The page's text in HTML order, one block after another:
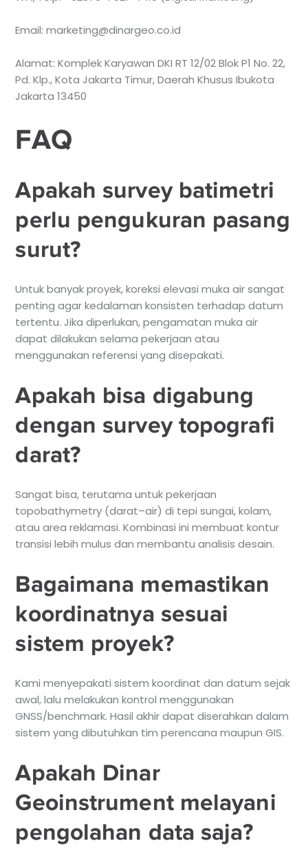
Email: marketing@dinargeo.co.id
Alamat: Komplek Karyawan DKI RT 12/02 Blok P1 No. 22,
Pd. Klp., Kota Jakarta Timur, Daerah Khusus Ibukota
Jakarta 13450
FAQ
Apakah survey batimetri
perlu pengukuran pasang
surut?
Untuk banyak proyek, koreksi elevasi muka air sangat
penting agar kedalaman konsisten terhadap datum
tertentu. Jika diperlukan, pengamatan muka air
dapat dilakukan selama pekerjaan atau
menggunakan referensi yang disepakati.
Apakah bisa digabung
dengan survey topografi
darat?
Sangat bisa, terutama untuk pekerjaan
topobathymetry (darat–air) di tepi sungai, kolam,
atau area reklamasi. Kombinasi ini membuat kontur
transisi lebih mulus dan membantu analisis desain.
Bagaimana memastikan
koordinatnya sesuai
sistem proyek?
Kami menyepakati sistem koordinat dan datum sejak
awal, lalu melakukan kontrol menggunakan
GNSS/benchmark. Hasil akhir dapat diserahkan dalam
sistem yang dibutuhkan tim perencana maupun GIS.
Apakah Dinar
Geoinstrument melayani
pengolahan data saja?